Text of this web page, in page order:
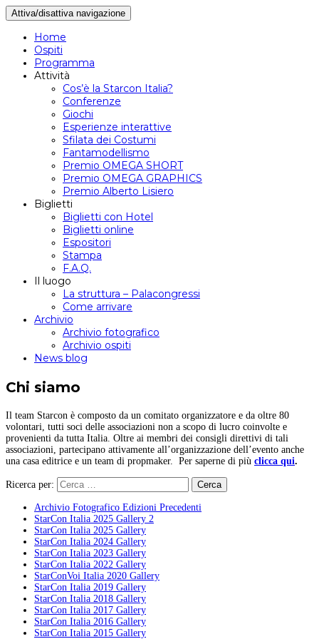
Attiva/disattiva navigazione
Home
Ospiti
Programma
Attività
Cos’è la Starcon Italia?
Conferenze
Giochi
Esperienze interattive
Sfilata dei Costumi
Fantamodellismo
Premio OMEGA SHORT
Premio OMEGA GRAPHICS
Premio Alberto Lisiero
Biglietti
Biglietti con Hotel
Biglietti online
Espositori
Stampa
F.A.Q.
Il luogo
La struttura – Palacongressi
Come arrivare
Archivio
Archivio fotografico
Archivio ospiti
News blog
Chi siamo
Il team Starcon è composto da un comitato organizzatore e da oltre 80
volontari, tutti soci delle associazioni non a scopo di lucro coinvolte e
provenienti da tutta Italia. Oltre ai membri dei consigli direttivi di tali
associazioni, partecipano attivamente all’organizzazione dell’evento anche
una casa editrice e un team di propmaker. Per saperne di più clicca qui.
Ricerca per:
Archivio Fotografico Edizioni Precedenti
StarCon Italia 2025 Gallery 2
StarCon Italia 2025 Gallery
StarCon Italia 2024 Gallery
StarCon Italia 2023 Gallery
StarCon Italia 2022 Gallery
StarConVoi Italia 2020 Gallery
StarCon Italia 2019 Gallery
StarCon Italia 2018 Gallery
StarCon Italia 2017 Gallery
StarCon Italia 2016 Gallery
StarCon Italia 2015 Gallery